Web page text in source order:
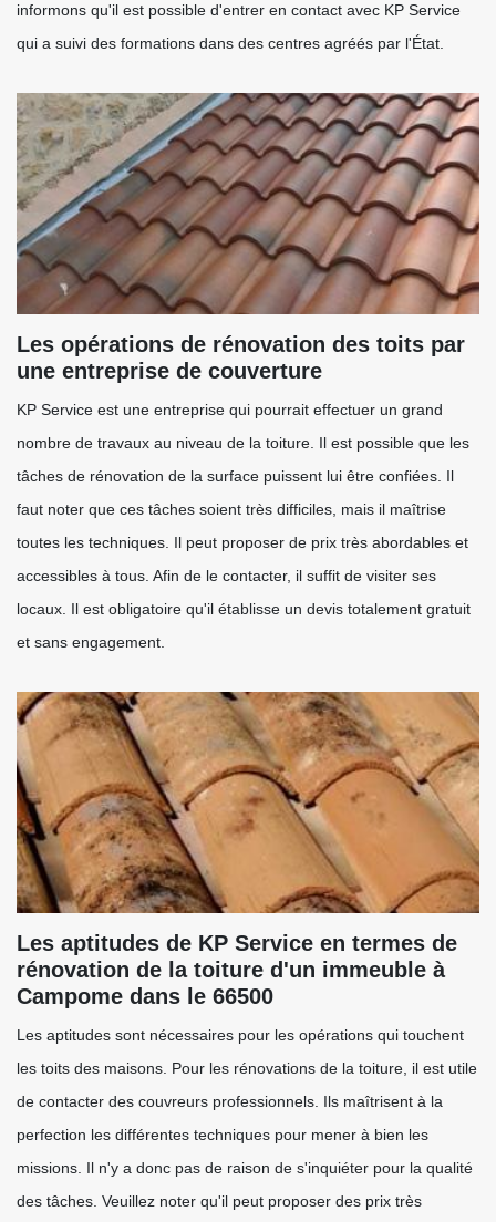
informons qu'il est possible d'entrer en contact avec KP Service
qui a suivi des formations dans des centres agréés par l'État.
Les opérations de rénovation des toits par
une entreprise de couverture
KP Service est une entreprise qui pourrait effectuer un grand
nombre de travaux au niveau de la toiture. Il est possible que les
tâches de rénovation de la surface puissent lui être confiées. Il
faut noter que ces tâches soient très difficiles, mais il maîtrise
toutes les techniques. Il peut proposer de prix très abordables et
accessibles à tous. Afin de le contacter, il suffit de visiter ses
locaux. Il est obligatoire qu'il établisse un devis totalement gratuit
et sans engagement.
Les aptitudes de KP Service en termes de
rénovation de la toiture d'un immeuble à
Campome dans le 66500
Les aptitudes sont nécessaires pour les opérations qui touchent
les toits des maisons. Pour les rénovations de la toiture, il est utile
de contacter des couvreurs professionnels. Ils maîtrisent à la
perfection les différentes techniques pour mener à bien les
missions. Il n'y a donc pas de raison de s'inquiéter pour la qualité
des tâches. Veuillez noter qu'il peut proposer des prix très